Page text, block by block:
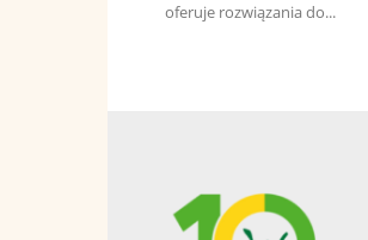
oferuje rozwiązania do...